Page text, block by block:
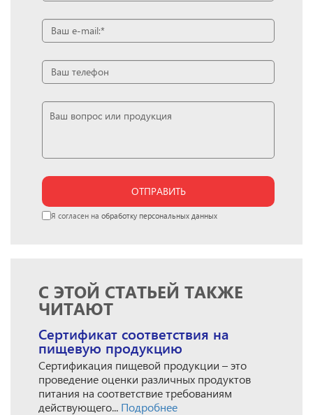
ОТПРАВИТЬ
Я согласен на обработку персональных данных
С ЭТОЙ СТАТЬЕЙ ТАКЖЕ
ЧИТАЮТ
Сертификат соответствия на
пищевую продукцию
Сертификация пищевой продукции – это
проведение оценки различных продуктов
питания на соответствие требованиям
действующего... Подробнее